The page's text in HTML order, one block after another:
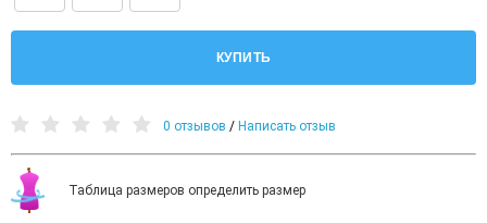
КУПИТЬ
0 отзывов / Написать отзыв
Таблица размеров определить размер